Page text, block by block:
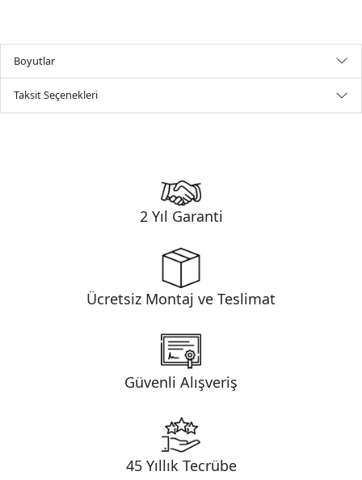
Boyutlar
Taksit Seçenekleri
2 Yıl Garanti
Ücretsiz Montaj ve Teslimat
Güvenli Alışveriş
45 Yıllık Tecrübe